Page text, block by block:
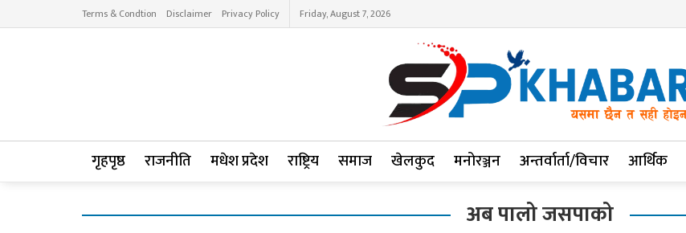
Terms & Condtion Disclaimer Privacy Policy Friday, August 7, 2026
गृहपृष्ठ राजनीति मधेश प्रदेश राष्ट्रिय समाज खेलकुद मनोरञ्जन अन्तर्वार्ता/विचार आर्थिक
अब पालो जसपाको